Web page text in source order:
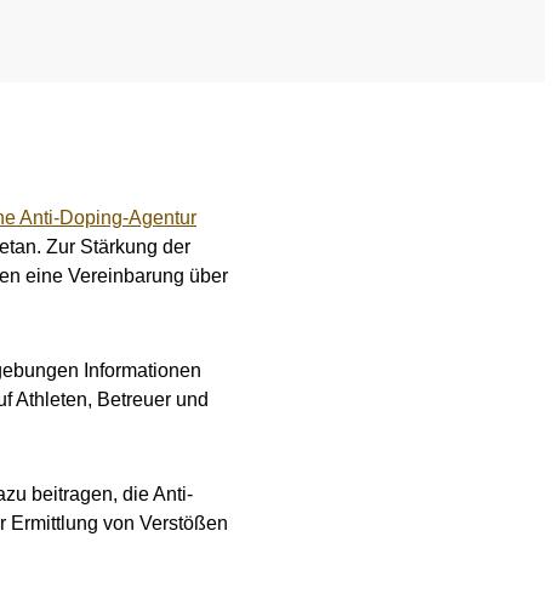
Anti-Doping-Agentur
Zur Stärkung der
eine Vereinbarung über
Informationen
Athleten, Betreuer und
beitragen, die Anti-
Ermittlung von Verstößen